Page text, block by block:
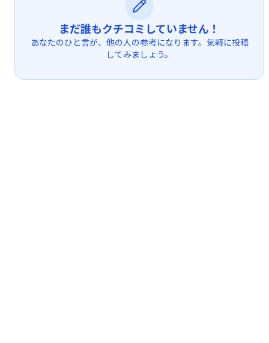
まだ誰もクチコミしていません！
あなたのひと言が、他の人の参考になります。気軽に投稿
してみましょう。